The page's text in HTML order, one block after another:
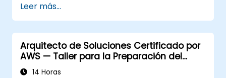
Leer más...
Arquitecto de Soluciones Certificado por
AWS — Taller para la Preparación del
Examen
14 Horas